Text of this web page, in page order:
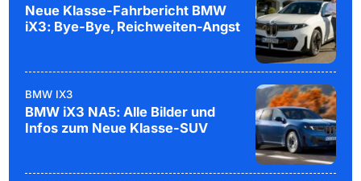
Neue Klasse-Fahrbericht BMW
iX3: Bye-Bye, Reichweiten-Angst
BMW IX3
BMW iX3 NA5: Alle Bilder und
Infos zum Neue Klasse-SUV